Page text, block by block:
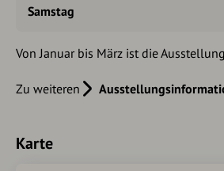
Samstag
Von Januar bis März ist die
Zu weiteren
Karte